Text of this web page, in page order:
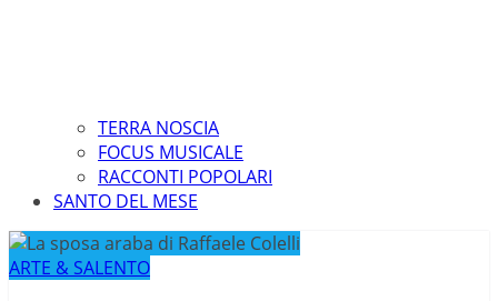
TERRA NOSCIA
FOCUS MUSICALE
RACCONTI POPOLARI
SANTO DEL MESE
ARTE & SALENTO